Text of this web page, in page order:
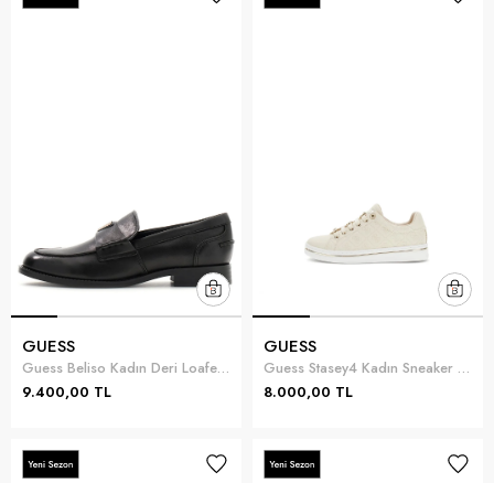
GUESS
Guess Beliso Kadın Deri Loafer Siyah
9.400,00 TL
GUESS
Guess Stasey4 Kadın Sneaker Çok Renkli
8.000,00 TL